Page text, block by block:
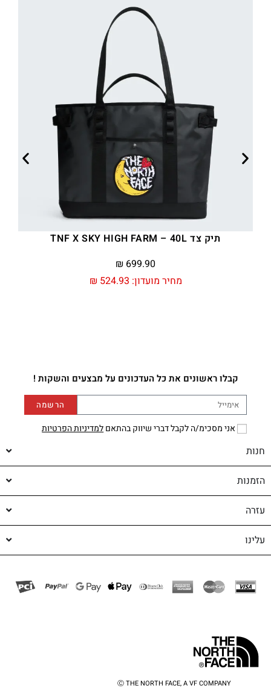
תיק צד TNF X SKY HIGH FARM – 40L
מחיר מועדון: ₪ 524.93
₪ 699.90
קבלו ראשונים את כל העדכונים על מבצעים והשקות !
אני מסכימ/ה לקבל דברי שיווק בהתאםלמדיניות הפרטיות
הרשמה
חנות
הזמנות
עזרה
עלינו
Ⓒ THE NORTH FACE, A VF COMPANY